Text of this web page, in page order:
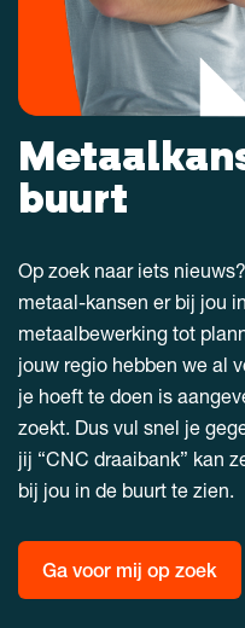
buurt
Op zoek naar iets
metaal-kansen er bij jou
metaalbewerking tot
jouw regio hebben we al
je hoeft te doen is
zoekt. Dus vul snel je
jij “CNC draaibank” kan
bij jou in de buurt te zien.
Ga voor mij op zoek